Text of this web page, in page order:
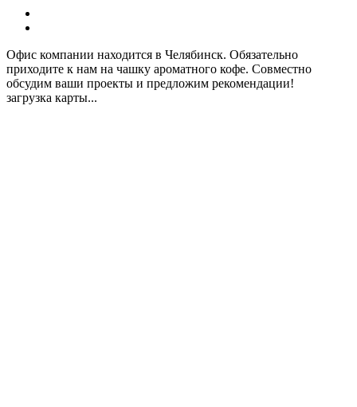
Офис компании находится в Челябинск. Обязательно
приходите к нам на чашку ароматного кофе. Совместно
обсудим ваши проекты и предложим рекомендации!
загрузка карты...